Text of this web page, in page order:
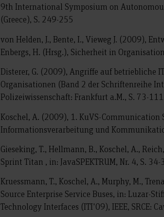
9th International Symposium on
(Greece), S. 249-255
von Helden, J., Bente, I., Vieweg J. (2009),
Enbergs, H. (Hrsg.), Sicherheit in
Disterer, G. (2009), Angriffe auf betriebliche
Organisationen (Band 2 der Schriftenreihe
Polizeiwissenschaft: Frankfurt a.M., S. 73-
Koschel, A. (2009), 1. KuVS-Communication
Informationsverarbeitung und
Gieseking, T., Hellmann, B., Koschel, A.,
Sprint Titan , in: JavaSPEKTRUM, Nr. 4, S. 34-
Kruessmann, T., Koschel, A., Murphy, M.,
Source Enterprise Service Buses, in: Luzar-
Technology Interfaces (ITI'09), IEEE, SRCE: